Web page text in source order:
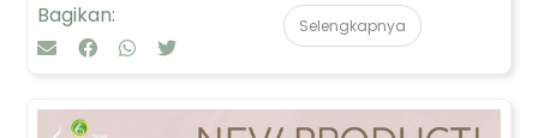
Bagikan:
Selengkapnya